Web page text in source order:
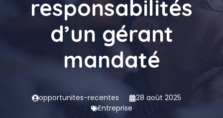
responsabilités
d’un gérant
mandaté
opportunites-recentes
28 août 2025
Entreprise